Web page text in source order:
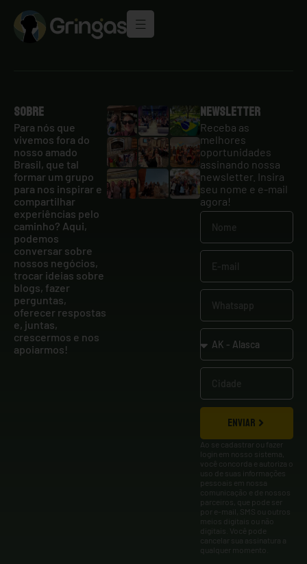
Sobre
Para nós que
vivemos fora do
nosso amado
Brasil, que tal
formar um grupo
para nos inspirar e
compartilhar
experiências pelo
caminho? Aqui,
podemos
conversar sobre
nossos negócios,
trocar ideias sobre
blogs, fazer
perguntas,
oferecer respostas
e, juntas,
crescermos e nos
apoiarmos!
Newsletter
Receba as
melhores
oportunidades
assinando nossa
newsletter. Insira
seu nome e e-mail
agora!
ENVIAR
Ao se cadastrar ou fazer
login em nosso sistema,
você concorda e autoriza o
uso de suas informações
pessoais em nossa
comunicação e de nossos
parceiros, que pode ser
por e-mail, SMS ou outros
meios digitais ou não
digitais. Você pode
cancelar sua assinatura a
qualquer momento.